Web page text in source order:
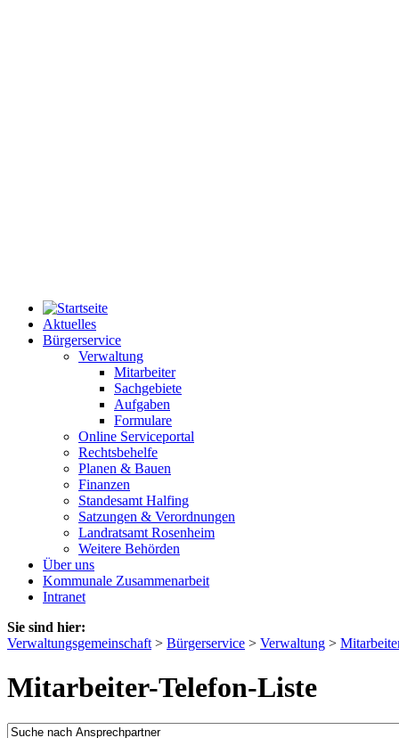
Aktuelles
Bürgerservice
Verwaltung
Mitarbeiter
Sachgebiete
Aufgaben
Formulare
Online Serviceportal
Rechtsbehelfe
Planen & Bauen
Finanzen
Standesamt Halfing
Satzungen & Verordnungen
Landratsamt Rosenheim
Weitere Behörden
Über uns
Kommunale Zusammenarbeit
Intranet
Sie sind hier:
Verwaltungsgemeinschaft > Bürgerservice > Verwaltung >
Mitarbeiter-Telefon-Liste